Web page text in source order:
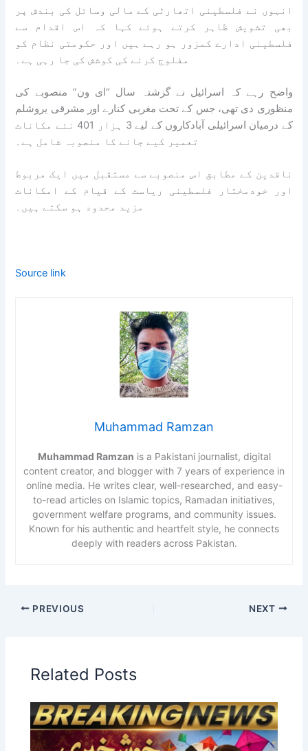
انہوں نے فلسطینی اتھارٹی کے مالی وسائل کی بندش پر
بھی تشویش ظاہر کرتے ہوئے کہا کہ اس اقدام سے
فلسطینی ادارے کمزور ہو رہے ہیں اور حکومتی نظام کو
مفلوج کرنے کی کوشش کی جا رہی ہے۔
واضح رہے کہ اسرائیل نے گزشتہ سال “ای ون” منصوبے کی
منظوری دی تھی، جس کے تحت مغربی کنارے اور مشرقی یروشلم
کے درمیان اسرائیلی آبادکاروں کے لیے 3 ہزار 401 نئے مکانات
تعمیر کیے جانے کا منصوبہ شامل ہے۔
ناقدین کے مطابق اس منصوبے سے مستقبل میں ایک مربوط
اور خودمختار فلسطینی ریاست کے قیام کے امکانات
مزید محدود ہو سکتے ہیں۔
Source link
Muhammad Ramzan
Muhammad Ramzan is a Pakistani journalist, digital
content creator, and blogger with 7 years of experience in
online media. He writes clear, well-researched, and easy-
to-read articles on Islamic topics, Ramadan initiatives,
government welfare programs, and community issues.
Known for his authentic and heartfelt style, he connects
deeply with readers across Pakistan.
PREVIOUS NEXT
Related Posts